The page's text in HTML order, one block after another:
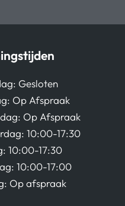
Gesloten
Op Afspraak
Op Afspraak
10:00-17:30
10:00-17:30
10:00-17:00
Op afspraak